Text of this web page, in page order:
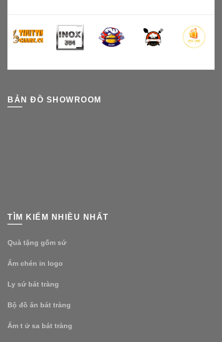
BẢN ĐỒ SHOWROOM
TÌM KIẾM NHIỀU NHẤT
Quà tặng gốm sứ
Ấm chén in logo
Ly sứ bát tràng
Bộ đồ ăn bát tràng
Ấm t ử sa bát tràng